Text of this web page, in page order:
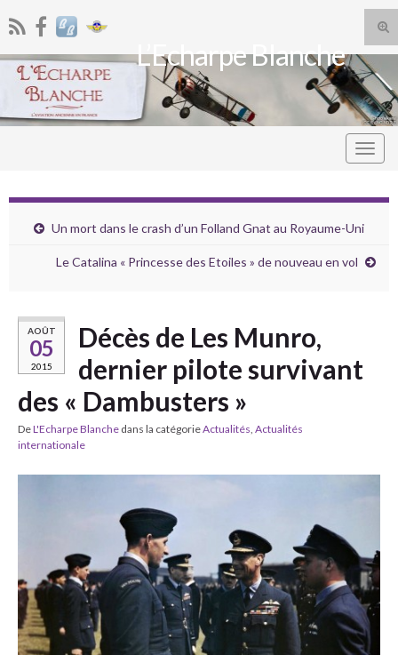
Search for:L’Echarpe Blanche
Un mort dans le crash d’un Folland Gnat au Royaume-Uni
Le Catalina « Princesse des Etoiles » de nouveau en vol
AOÛT
05
2015
Décès de Les Munro,
dernier pilote survivant
des « Dambusters »
DeL'Echarpe Blanche dans la catégorieActualités Actualités
internationale